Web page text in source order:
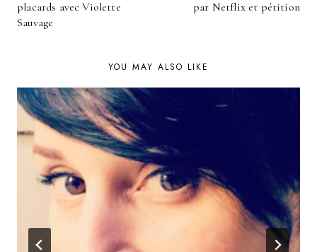
NAVIGATION
placards avec Violette
Sauvage
par Netflix et pétition
YOU MAY ALSO LIKE